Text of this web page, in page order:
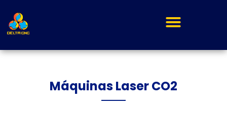
Máquinas Laser CO2